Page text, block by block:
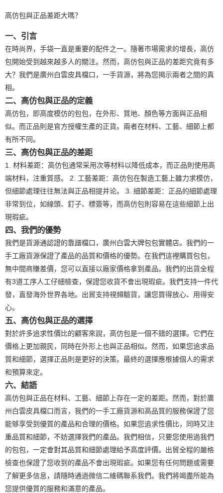
高仿包與正品差距大嗎？
一、引言
在時尚界，手袋一直是重要的配件之一。隨著市場需求的增長，高仿
包開始受到越來越多人的關注。然而，高仿包與正品的差距究竟有多
大？我們是廣州白雲皮具檔口，一手貨源，將為您揭示兩者之間的真
相。
二、高仿包與正品的定義
高仿包，即高度模仿的包包，在外形、質地、顏色等方面與正品相
似。而正品則是官方授權生產的正貨。兩者在材料、工藝、細節上都
有所不同。
三、高仿包與正品的差距
1. 材料差距：高仿包通常采用次等材料以降低成本，而正品則使用高
端材料，注重質感。 2. 工藝差距：高仿包在製造工藝上雖力求模仿，
但細節處理往往無法與正品相提并论。 3. 細節差距：正品的細節處理
非常到位，如線頭、釘子、標簽等，而高仿包則容易在這些細節上出
現瑕疵。
四、我們的優勢
我們是貨源通認證的靠譜檔口，廣州白雲大牌包包實體店。我們的一
手工廠貨源保證了產品的品質和價格的優勢。在我們這裡購買包包，
無中間商賺差價，您可以直接以廠家價格拿到產品。我們的出貨全程
有3道工序人工仔細檢查，保證您收貨不會出現瑕疵。我們支持一件代
發，直發海外世界各地。出貿支持視頻驗貨，讓您買得放心、用得安
心。
五、高仿包與正品的選擇
對於許多追求性價比的顧客來說，高仿包是一個不錯的選擇。它們在
價格上更加親民，同時在外形上也與正品相似。然而，如果您追求品
質和細節，選擇正品則是更好的決策。最終的選擇應根據個人的需求
和預算來定。
六、結語
高仿包與正品在材料、工藝、細節上存在一定的差距。然而，對於廣
州白雲皮具檔口而言，我們的一手工廠貨源和高品質的服務保證了您
能够享受到優質的產品和合理的價格。如果您追求性價比，同時又注
重品質和細節，不妨選擇我們的產品。我們相信，只要您使用過我們
的包包，一定會對其品質和細節處理給予高度評價。出貿全程的嚴格
檢查也保證了您收到的產品不會出現瑕疵。如果您有任何問題或需要
了解更多信息，請隨時通過微信二維碼聯系我們。我們將竭盡所能為
您提供優質的服務和滿意的產品。